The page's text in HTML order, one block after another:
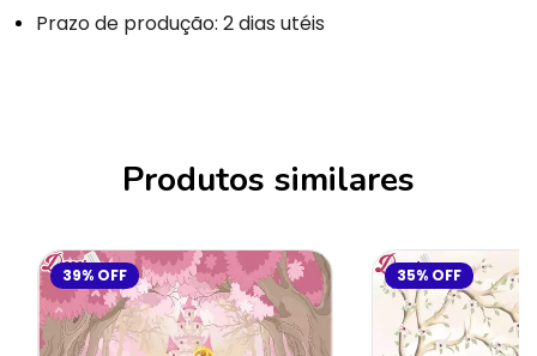
Prazo de produção: 2 dias utéis
Produtos similares
39% OFF 35% OFF